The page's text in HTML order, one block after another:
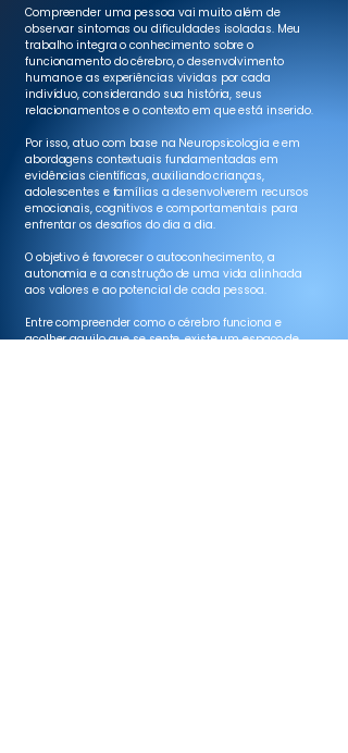
Compreender uma pessoa vai muito além de
observar sintomas ou dificuldades isoladas. Meu
trabalho integra o conhecimento sobre o
funcionamento do cérebro, o desenvolvimento
humano e as experiências vividas por cada
indivíduo, considerando sua história, seus
relacionamentos e o contexto em que está inserido.
Por isso, atuo com base na Neuropsicologia e em
abordagens contextuais fundamentadas em
evidências científicas, auxiliando crianças,
adolescentes e famílias a desenvolverem recursos
emocionais, cognitivos e comportamentais para
enfrentar os desafios do dia a dia.
O objetivo é favorecer o autoconhecimento, a
autonomia e a construção de uma vida alinhada
aos valores e ao potencial de cada pessoa.
Entre compreender como o cérebro funciona e
acolher aquilo que se sente, existe um espaço de